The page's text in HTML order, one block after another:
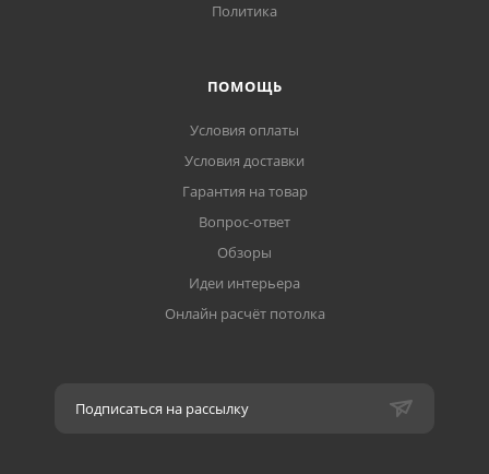
Политика
ПОМОЩЬ
Условия оплаты
Условия доставки
Гарантия на товар
Вопрос-ответ
Обзоры
Идеи интерьера
Онлайн расчёт потолка
Подписаться на рассылку